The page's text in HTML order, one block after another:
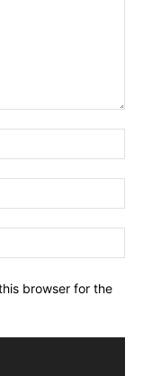
browser for the